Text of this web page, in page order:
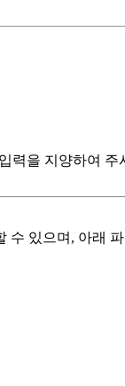
력을 지양하여 주
있으며, 아래